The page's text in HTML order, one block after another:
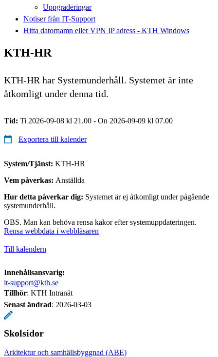
Uppgraderingar
Notiser från IT-Support
Hitta datornamn eller VPN IP adress - KTH Windows
KTH-HR
KTH-HR har Systemunderhåll. Systemet är inte
åtkomligt under denna tid.
Tid: Ti 2026-09-08 kl 21.00 - On 2026-09-09 kl 07.00
Exportera till kalender
System/Tjänst: KTH-HR
Vem påverkas: Anställda
Hur detta påverkar dig: Systemet är ej åtkomligt under pågående
systemunderhåll.
OBS. Man kan behöva rensa kakor efter systemuppdateringen.
Rensa webbdata i webbläsaren
Till kalendern
Innehållsansvarig:
it-support@kth.se
Tillhör: KTH Intranät
Senast ändrad: 2026-03-03
Skolsidor
Arkitektur och samhällsbyggnad (ABE)